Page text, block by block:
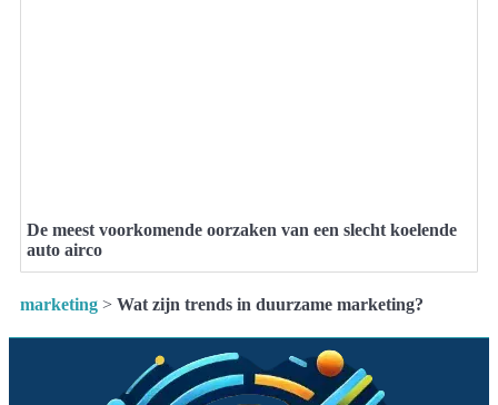
De meest voorkomende oorzaken van een slecht koelende
auto airco
marketing > Wat zijn trends in duurzame marketing?